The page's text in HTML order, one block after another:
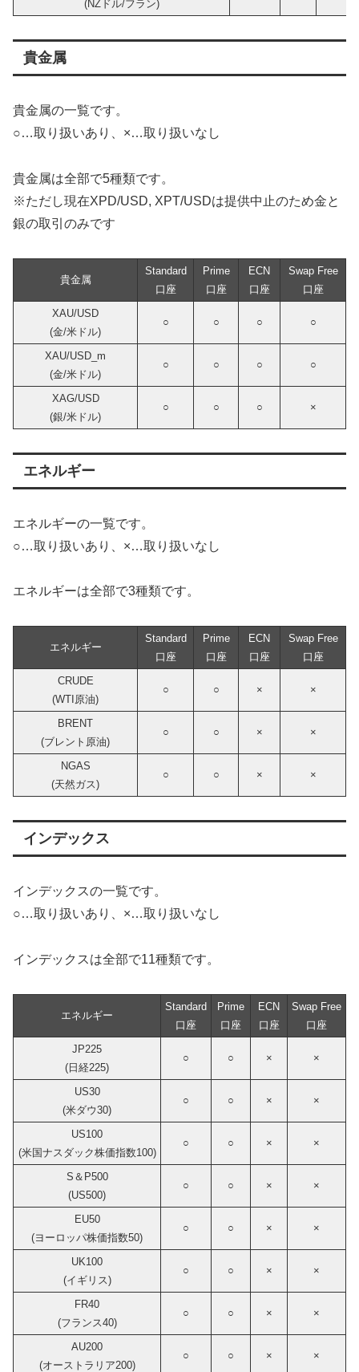
(NZドル/フラン)
貴金属
貴金属の一覧です。
○…取り扱いあり、×…取り扱いなし
貴金属は全部で5種類です。
※ただし現在XPD/USD, XPT/USDは提供中止のため金と
銀の取引のみです
貴金属
Standard
口座
Prime
口座
ECN
口座
Swap Free
口座
XAU/USD
(金/米ドル)
○ ○ ○ ○
XAU/USD_m
(金/米ドル)
○ ○ ○ ○
XAG/USD
(銀/米ドル)
○ ○ ○ ×
エネルギー
エネルギーの一覧です。
○…取り扱いあり、×…取り扱いなし
エネルギーは全部で3種類です。
エネルギー
Standard
口座
Prime
口座
ECN
口座
Swap Free
口座
CRUDE
(WTI原油)
○ ○ × ×
BRENT
(ブレント原油)
○ ○ × ×
NGAS
(天然ガス)
○ ○ × ×
インデックス
インデックスの一覧です。
○…取り扱いあり、×…取り扱いなし
インデックスは全部で11種類です。
エネルギー
Standard
口座
Prime
口座
ECN
口座
Swap Free
口座
JP225
(日経225)
○ ○ × ×
US30
(米ダウ30)
○ ○ × ×
US100
(米国ナスダック株価指数100)
○ ○ × ×
S＆P500
(US500)
○ ○ × ×
EU50
(ヨーロッパ株価指数50)
○ ○ × ×
UK100
(イギリス)
○ ○ × ×
FR40
(フランス40)
○ ○ × ×
AU200
(オーストラリア200)
○ ○ × ×